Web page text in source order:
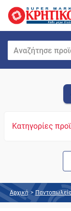
Κατηγορίες
Αρχική >